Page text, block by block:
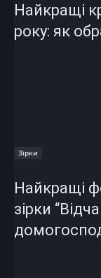
Найкращі
року: як
Зірки
Найкращі
зірки